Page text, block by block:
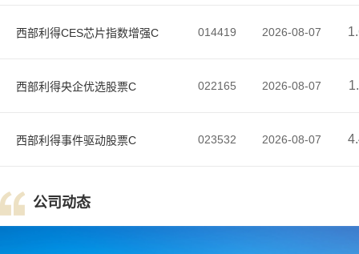
西部利得CES芯片指数增强C 014419 2026-08-07
西部利得央企优选股票C 022165 2026-08-07
西部利得事件驱动股票C 023532 2026-08-07
公司动态